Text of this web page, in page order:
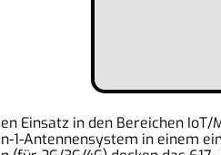
Einsatz in den Bereichen
in einem